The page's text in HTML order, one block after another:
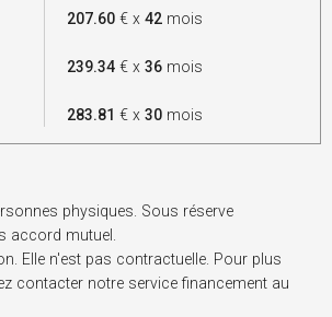
207.60 € x42 mois
239.34 € x36 mois
283.81 € x30 mois
physiques. Sous réserve
accord mutuel.
Elle n'est pas contractuelle. Pour plus
contacter notre service financement au